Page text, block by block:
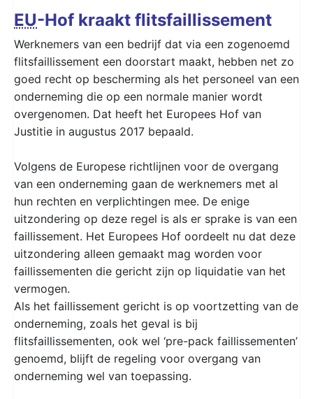
EU-Hof kraakt flitsfaillissement
Werknemers van een bedrijf dat via een zogenoemd
flitsfaillissement een doorstart maakt, hebben net zo
goed recht op bescherming als het personeel van een
onderneming die op een normale manier wordt
overgenomen. Dat heeft het Europees Hof van
Justitie in augustus 2017 bepaald.
Volgens de Europese richtlijnen voor de overgang
van een onderneming gaan de werknemers met al
hun rechten en verplichtingen mee. De enige
uitzondering op deze regel is als er sprake is van een
faillissement. Het Europees Hof oordeelt nu dat deze
uitzondering alleen gemaakt mag worden voor
faillissementen die gericht zijn op liquidatie van het
vermogen.
Als het faillissement gericht is op voortzetting van de
onderneming, zoals het geval is bij
flitsfaillissementen, ook wel ‘pre-pack faillissementen’
genoemd, blijft de regeling voor overgang van
onderneming wel van toepassing.